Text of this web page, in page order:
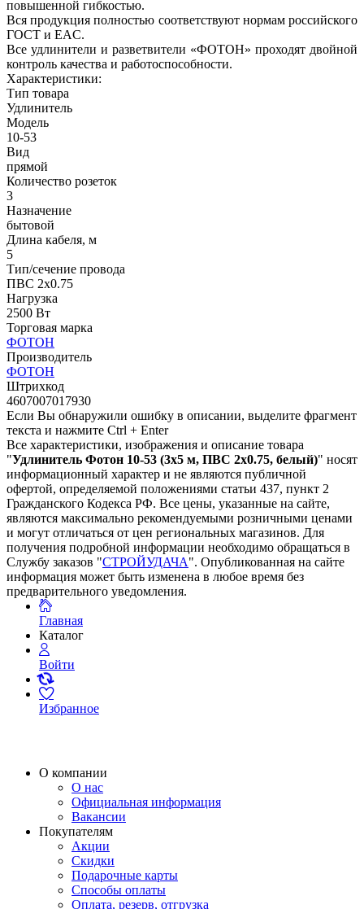
повышенной гибкостью.
Вся продукция полностью соответствуют нормам российского
ГОСТ и EAC.
Все удлинители и разветвители «ФОТОН» проходят двойной
контроль качества и работоспособности.
Характеристики:
Тип товара
Удлинитель
Модель
10-53
Вид
прямой
Количество розеток
3
Назначение
бытовой
Длина кабеля, м
5
Тип/сечение провода
ПВС 2х0.75
Нагрузка
2500 Вт
Торговая марка
ФОТОН
Производитель
ФОТОН
Штрихкод
4607007017930
Если Вы обнаружили ошибку в описании, выделите фрагмент
текста и нажмите Ctrl + Enter
Все характеристики, изображения и описание товара
"Удлинитель Фотон 10-53 (3х5 м, ПВС 2х0.75, белый)" носят
информационный характер и не являются публичной
офертой, определяемой положениями статьи 437, пункт 2
Гражданского Кодекса РФ. Все цены, указанные на сайте,
являются максимально рекомендуемыми розничными ценами
и могут отличаться от цен региональных магазинов. Для
получения подробной информации необходимо обращаться в
Службу заказов "СТРОЙУДАЧА". Опубликованная на сайте
информация может быть изменена в любое время без
предварительного уведомления.
Главная
Каталог
Войти
Избранное
О компании
О нас
Официальная информация
Вакансии
Покупателям
Акции
Скидки
Подарочные карты
Способы оплаты
Оплата, резерв, отгрузка